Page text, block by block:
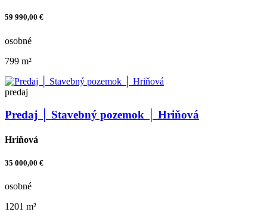
59 990,00 €
osobné
799 m²
predaj
Predaj │ Stavebný pozemok │ Hriňová
Hriňová
35 000,00 €
osobné
1201 m²